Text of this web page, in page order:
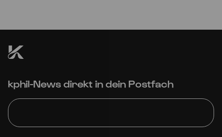
kphil-News direkt in dein Postfach